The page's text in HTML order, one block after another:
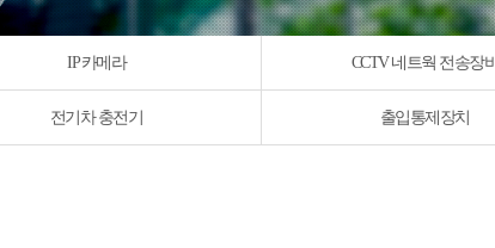
IP 카메라 CCTV 네트웍 전송장비
전기차 충전기 출입통제장치